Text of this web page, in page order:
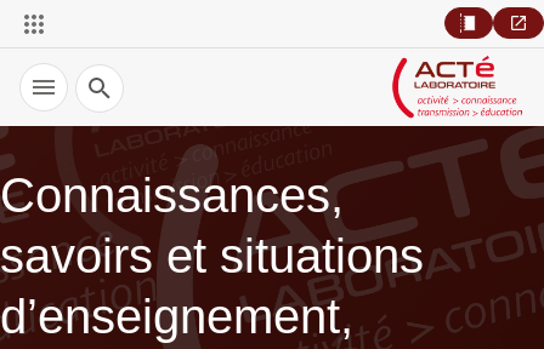
Recherche
Connaissances,
savoirs et situations
d’enseignement,